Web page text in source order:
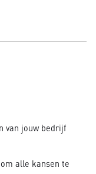
van jouw bedrijf
alle kansen te